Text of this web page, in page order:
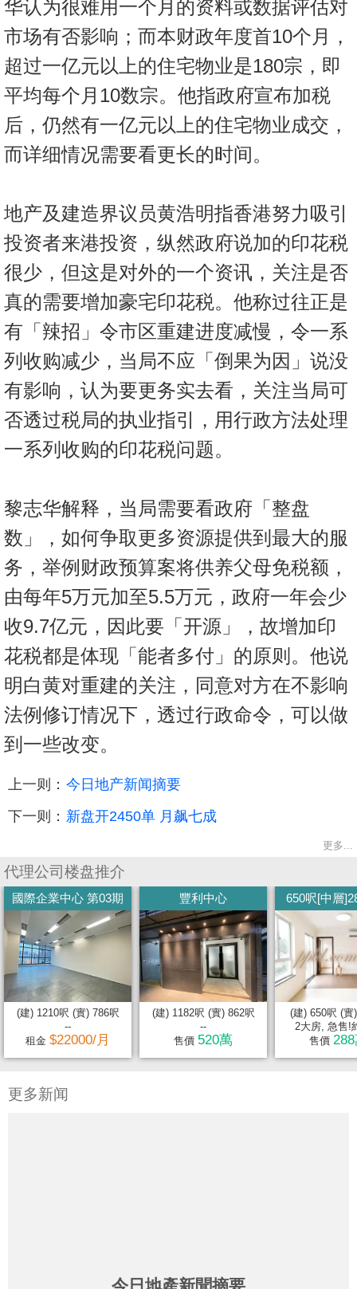
我
们
华认为很难用一个月的资料或数据评估对
市场有否影响；而本财政年度首10个月，
超过一亿元以上的住宅物业是180宗，即
平均每个月10数宗。他指政府宣布加税
后，仍然有一亿元以上的住宅物业成交，
而详细情况需要看更长的时间。
地产及建造界议员黄浩明指香港努力吸引
投资者来港投资，纵然政府说加的印花税
很少，但这是对外的一个资讯，关注是否
真的需要增加豪宅印花税。他称过往正是
有「辣招」令市区重建进度减慢，令一系
列收购减少，当局不应「倒果为因」说没
有影响，认为要更务实去看，关注当局可
否透过税局的执业指引，用行政方法处理
一系列收购的印花税问题。
黎志华解释，当局需要看政府「整盘
数」，如何争取更多资源提供到最大的服
务，举例财政预算案将供养父母免税额，
由每年5万元加至5.5万元，政府一年会少
收9.7亿元，因此要「开源」，故增加印
花税都是体现「能者多付」的原则。他说
明白黄对重建的关注，同意对方在不影响
法例修订情况下，透过行政命令，可以做
到一些改变。
上一则： 今日地产新闻摘要
下一则： 新盘开2450单 月飙七成
更多...
代理公司楼盘推介
國際企業中心 第03期
(建) 1210呎 (實) 786呎
--
租金 $22000/月
豐利中心
(建) 1182呎 (實) 862呎
--
售價 520萬
650呎[中層
(建) 650呎 (實
2大房, 急售!
售價
更多新闻